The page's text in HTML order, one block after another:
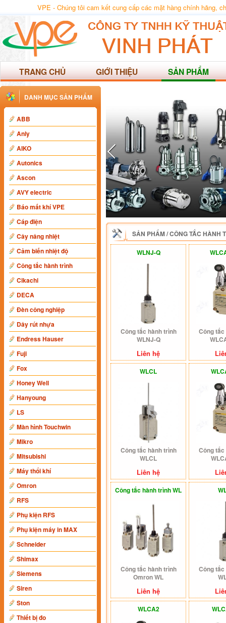
VPE - Chúng tôi cam kết cung cấp các mặt hàng chính hãng,
TRANG CHỦ GIỚI THIỆU SẢN PHẨM
DANH MỤC SẢN PHẨM
ABB
Anly
AIKO
Autonics
Ascon
AVY electric
Báo mất khí VPE
Cáp điện
Cây nâng nhiệt
Cảm biến nhiệt độ
Công tắc hành trình
Cikachi
DECA
Đèn công nghiệp
Dây rút nhựa
Endress Hauser
Fuji
Fox
Honey Well
Hanyoung
LS
Màn hình Touchwin
Mikro
Mitsubishi
Máy thổi khí
Omron
RFS
Phụ kiện RFS
Phụ kiện máy in MAX
Schneider
Shimax
Siemens
Siren
Ston
Thiết bị đo
SẢN PHẨM/CÔNG TẮC HÀNH
WLNJ-Q
Công tắc hành trình
WLNJ-Q
Liên hệ
Công
WLCL
Công tắc hành trình
WLCL
Liên hệ
Công
Công tắc hành trình WL
Công tắc hành trình
Omron WL
Liên hệ
Công
WLCA2